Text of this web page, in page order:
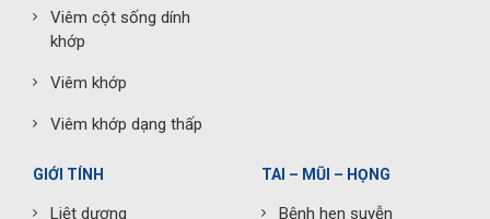
Viêm cột sống dính
khớp
Viêm khớp
Viêm khớp dạng thấp
GIỚI TÍNH
Liệt dương
TAI – MŨI – HỌNG
Bệnh hen suyễn